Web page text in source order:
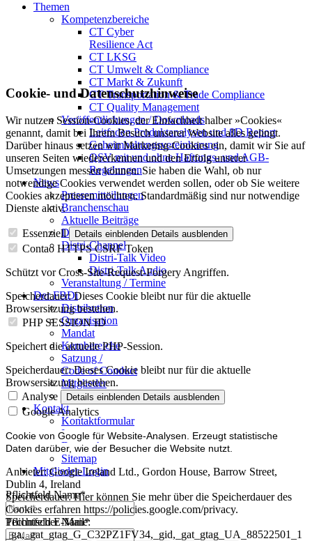
Themen
Kompetenzbereiche
CT Cyber
Resilience Act
CT LKSG
CT Umwelt & Compliance
CT Markt & Zukunft
CT Transportation & Trade Compliance
CT Quality Management
Veröffentlichungen / Downloads
Leitfaden Produktanalysen und 8D Report
Geheimhaltungsverein­barung
QSV mit und ohne Haftungs- und AGB-
Regelungen
News
Pressemitteilungen
Branchenschau
Aktuelle Beiträge
Dossier – 20 Jahre FBDi
Distri-Channel
Distri-Talk Video
Distri-Talk Audio
Veranstaltung / Termine
Der FBDi
Distribution
Organisation
Mandat
Kernbereiche
Satzung /
Code of Conduct
Mitglieder
Mitglied werden
Kontakt
Kontaktformular
Impressum
Datenschutz
Sitemap
Mitglieder-Login
PflichtfeldName*
PflichtfeldE-Mail*
Cookie- und Datenschutzhinweise
Wir nutzen Session-Cookies, der Einfachheit halber »Cookies«
genannt, damit bei Ihrem Besuch unserer Website alles gelingt.
Darüber hinaus setzen wir Marketing-Cookies ein, damit wir Sie auf
unseren Seiten wiedererkennen und den Erfolg unserer
Umsetzungen messen können. Sie haben die Wahl, ob nur
notwendige Cookies verwendet werden sollen, oder ob Sie weitere
Cookies akzeptieren möchten. Standardmäßig sind nur notwendige
Dienste aktiv.
Essenziell Details einblenden Details ausblenden
Contao HTTPS CSRF Token
Schützt vor Cross-Site-Request-Forgery Angriffen.
Speicherdauer:Dieses Cookie bleibt nur für die aktuelle
Browsersitzung bestehen.
PHP SESSION ID
Speichert die aktuelle PHP-Session.
Speicherdauer:Dieses Cookie bleibt nur für die aktuelle
Browsersitzung bestehen.
Analyse
Details einblenden Details ausblenden
Google Analytics
Cookie von Google für Website-Analysen. Erzeugt statistische
Daten darüber, wie der Besucher die Website nutzt.
Anbieter:Google Ireland Ltd., Gordon House, Barrow Street,
Dublin 4, Ireland
Speicherdauer:Hier können Sie mehr über die Speicherdauer des
Cookies erfahren https://policies.google.com/privacy.
Technischer Name:
_ga,_gat_gtag_G_C32PZ1FV34,_gid,_gat_gtag_UA_88522501_1